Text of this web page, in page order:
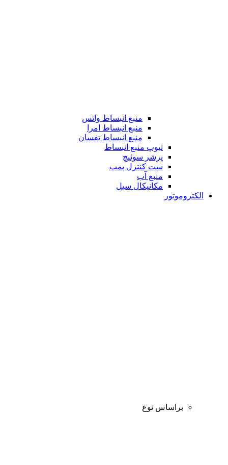
منبع انبساط واتس
منبع انبساط امرا
منبع انبساط تفسان
تیوپ منبع انبساط
پرشر سوئیچ
ست کنترل پمپ
منبع آب
مکانیکال سیل
الکتروموتور
براساس نوع